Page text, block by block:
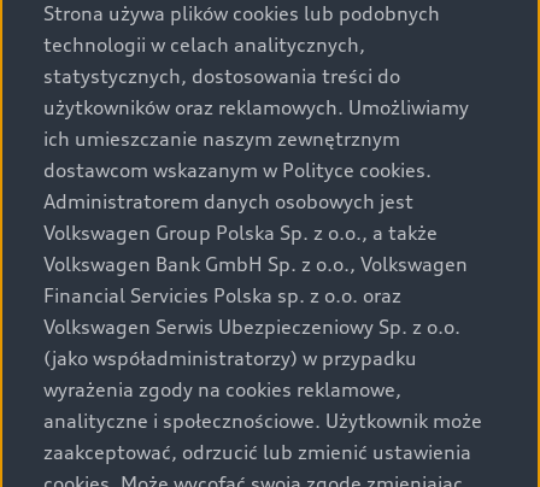
Podane kwoty są rekomendowane i obejmują podatek
VAT (23%), chyba że inaczej zaznaczono.
Audi zastrzega sobie możliwość wprowadzenia zmian w
prezentowanych wersjach. Przedstawione detale
wyposażenia mogą różnić się od specyfikacji
przewidzianej na rynek polski. Zamieszczone zdjęcia
mogą przedstawiać wyposażenie opcjonalne, dostępne
za dopłatą. Wiążące ustalenie ceny, wyposażenia i
specyfikacji pojazdu następują w umowie sprzedaży, a
określenie parametrów technicznych zawiera
świadectwo homologacji typu pojazdu. Zastrzegamy
sobie prawo do zmian i pomyłek. Wszelkie informacje
prezentowane na stronie są aktualne na dzień ich
zamieszczania. W celu uzyskania najnowszych
Strona używa plików cookies lub podobnych
technologii w celach analitycznych,
statystycznych, dostosowania treści do
użytkowników oraz reklamowych. Umożliwiamy
ich umieszczanie naszym zewnętrznym
dostawcom wskazanym w Polityce cookies.
Administratorem danych osobowych jest
Volkswagen Group Polska Sp. z o.o., a także
Volkswagen Bank GmbH Sp. z o.o., Volkswagen
Financial Servicies Polska sp. z o.o. oraz
Volkswagen Serwis Ubezpieczeniowy Sp. z o.o.
(jako współadministratorzy) w przypadku
wyrażenia zgody na cookies reklamowe,
analityczne i społecznościowe. Użytkownik może
zaakceptować, odrzucić lub zmienić ustawienia